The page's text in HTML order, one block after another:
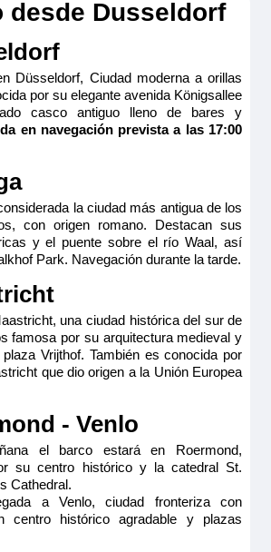
MS Viva Tiara
1.995€
ubicada en puente intermedio
balcón francés. Camarotes exteriores
con TV de pantalla plana, minibar
de belleza de RITUALS®, secador de
acondicionado, ducha y WC.
máxima
MS Viva Tiara
Cabin aft Ruby
1.995€
Reservar
ubicada en puente intermedio
balcón francés. Camarotes exteriores
con TV de pantalla plana, minibar
de belleza de RITUALS®, secador de
acondicionado, ducha y WC.
fuerte, aire acondicionado, ducha y
máxima
Cabin aft Ruby
1.995€
Reservar
estándar ubicado en puente principal
con dos ventanas altas. Camarotes
equipados con TV de pantalla
productos de belleza de RITUALS®,
caja fuerte, aire acondicionado, ducha y
máxima
desde Dusseldorf
Düsseldorf, Ciudad moderna a orillas
por su elegante avenida Königsallee
casco antiguo lleno de bares y
en navegación prevista a las 17:00
la ciudad más antigua de los
con origen romano. Destacan sus
y el puente sobre el río Waal, así
Park. Navegación durante la tarde.
una ciudad histórica del sur de
famosa por su arquitectura medieval y
Vrijthof. También es conocida por
que dio origen a la Unión Europea
- Venlo
el barco estará en Roermond,
su centro histórico y la catedral St.
Cathedral.
a Venlo, ciudad fronteriza con
centro histórico agradable y plazas